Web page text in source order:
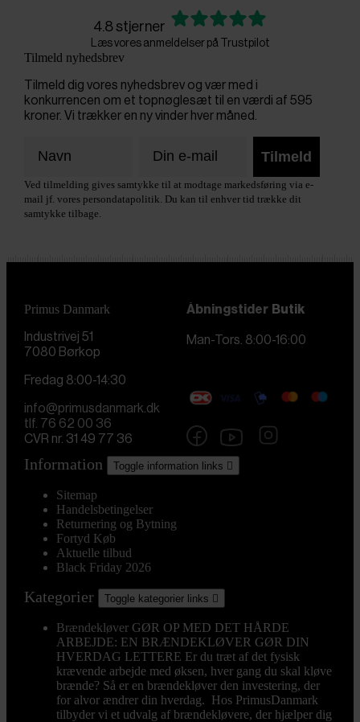
4.8 stjerner
Læs vores anmeldelser på Trustpilot
Tilmeld nyhedsbrev
Tilmeld dig vores nyhedsbrev og vær med i
konkurrencen om et topnøglesæt til en værdi af 595
kroner. Vi trækker en ny vinder hver måned.
Tilmeld
Ved tilmelding gives samtykke til at modtage markedsføring via e-
mail jf. vores persondatapolitik. Du kan til enhver tid trække dit
samtykke tilbage.
Primus Danmark
Industrivej 51
7080 Børkop
Åbningstider Butik
Man-Tors. 8:00-16:00
Fredag 8:00-14:30
info@primusdanmark.dk
tlf. 76 62 00 36
CVR nr. 31 49 77 36
Information Toggle information links 
Sitemap
Handelsbetingelser
Returnering og Bytning
Fortyd Køb
Aktuelle tilbud
Black Friday 2026
Kategorier Toggle kategorier links 
Brændekløver GØR OP MED DET HÅRDE
ARBEJDE: EN BRÆNDEKLØVER GØR DIN
HVERDAG LETTERE Er du træt af det fysisk
krævende arbejde med øksen, hver gang du skal kløve
brænde? Så er en brændekløver den investering, der
for alvor ændrer din hverdag. Hos PrimusDanmark
tilbyder vi et udvalg af brændekløvere, der hjælper dig